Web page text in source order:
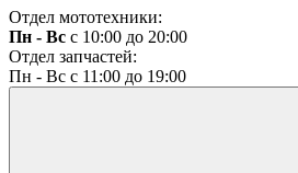
Отдел мототехники:
Пн - Вс с 10:00 до 20:00
Отдел запчастей:
Пн - Вс с 11:00 до 19:00